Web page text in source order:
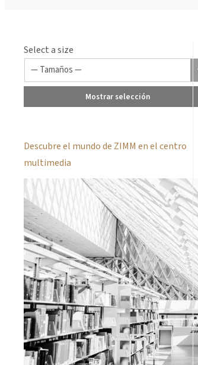
Select a size
Mostrar selección
Descubre el mundo de ZIMM en el centro
multimedia